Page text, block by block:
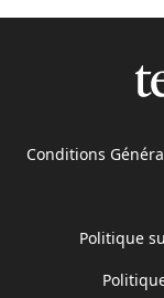
Conditions
Politique